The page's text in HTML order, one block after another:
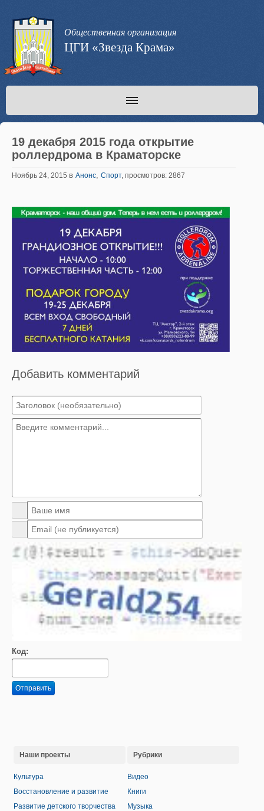
Общественная организация
ЦГИ «Звезда Крама»
19 декабря 2015 года открытие
роллердрома в Краматорске
Ноябрь 24, 2015 в Анонс, Спорт, просмотров: 2867
Добавить комментарий
Код:
Отправить
Наши проекты
Культура
Восстановление и развитие
Развитие детского творчества
Рубрики
Видео
Книги
Музыка